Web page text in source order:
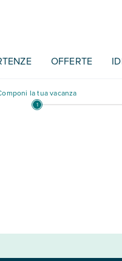
OFFERTE
la tua vacanza